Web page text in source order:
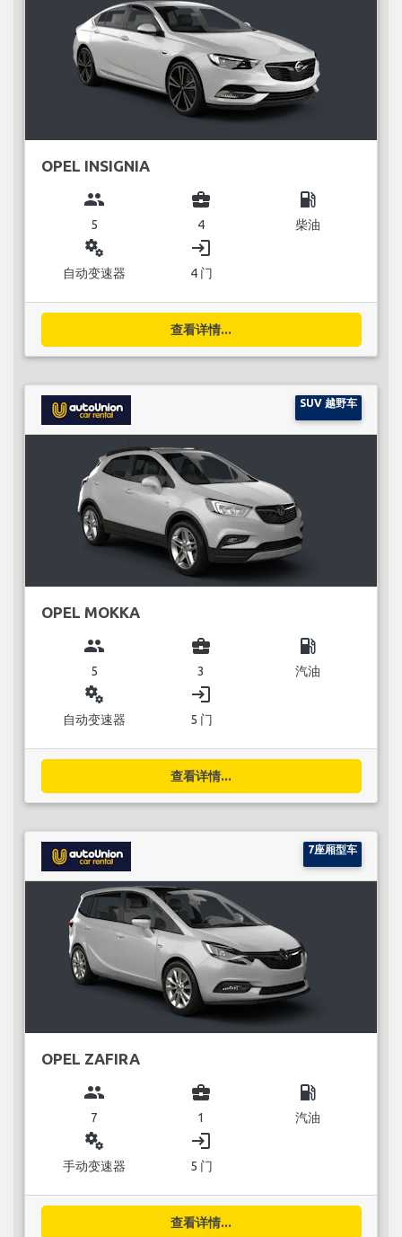
OPEL INSIGNIA
group
5
business_center
4
local_gas_station
柴油
miscellaneous_services
自动变速器
login
4 门
查看详情...
SUV 越野车
OPEL MOKKA
group
5
business_center
3
local_gas_station
汽油
miscellaneous_services
自动变速器
login
5 门
查看详情...
7座厢型车
OPEL ZAFIRA
group
7
business_center
1
local_gas_station
汽油
miscellaneous_services
手动变速器
login
5 门
查看详情...